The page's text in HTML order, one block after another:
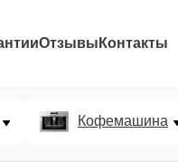
Отзывы Контакты
Кофемашина